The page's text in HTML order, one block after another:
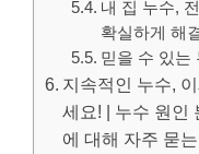
내 집 누수,
확실하게 해
믿을 수 있는
지속적인 누수,
세요! | 누수 원인
에 대해 자주 묻